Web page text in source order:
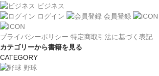
ビジネス
ログイン
会員登録
プライバシーポリシー 特定商取引法に基づく表記
カテゴリーから書籍を見る
CATEGORY
野球